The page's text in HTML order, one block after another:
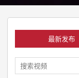
最新发布